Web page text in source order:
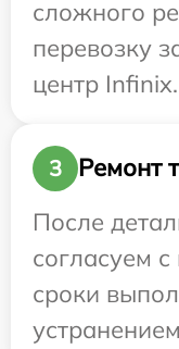
сложного
перевозку
центр Infinix.
3
Ремонт
После
согласуем
сроки